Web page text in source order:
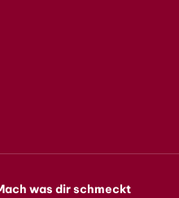
was dir schmeckt